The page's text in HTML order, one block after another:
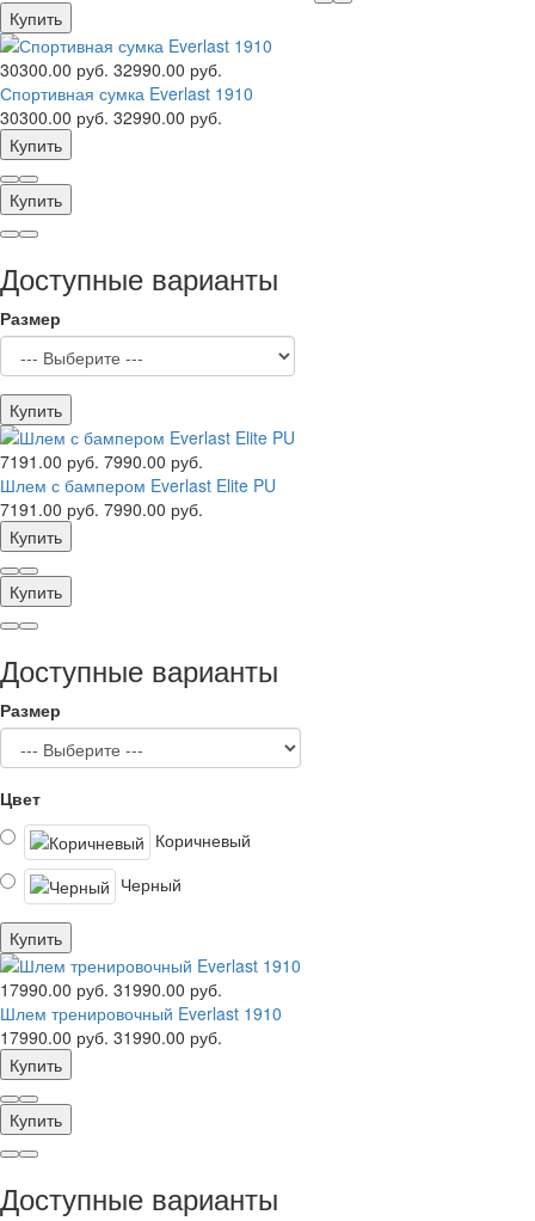
Купить
30300.00 руб. 32990.00 руб.
Спортивная сумка Everlast 1910
30300.00 руб. 32990.00 руб.
Купить
Купить
Доступные варианты
Размер
Купить
7191.00 руб. 7990.00 руб.
Шлем с бампером Everlast Elite PU
7191.00 руб. 7990.00 руб.
Купить
Купить
Доступные варианты
Размер
Цвет
Коричневый
Черный
Купить
17990.00 руб. 31990.00 руб.
Шлем тренировочный Everlast 1910
17990.00 руб. 31990.00 руб.
Купить
Купить
Доступные варианты